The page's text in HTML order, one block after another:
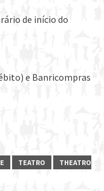
de início do
e Banricompras
TEATRO
THEATRO